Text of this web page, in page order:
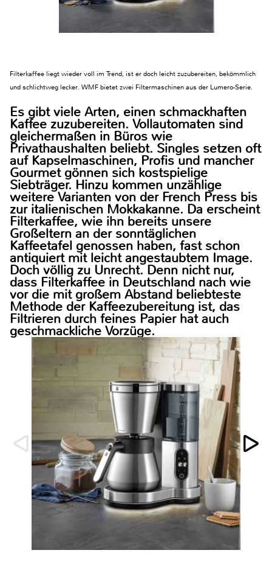
Filterkaffee liegt wieder voll im Trend, ist er doch leicht zuzubereiten, bekömmlich
und schlichtweg lecker. WMF bietet zwei Filtermaschinen aus der Lumero-Serie.
Es gibt viele Arten, einen schmackhaften
Kaffee zuzubereiten. Vollautomaten sind
gleichermaßen in Büros wie
Privathaushalten beliebt. Singles setzen oft
auf Kapselmaschinen, Profis und mancher
Gourmet gönnen sich kostspielige
Siebträger. Hinzu kommen unzählige
weitere Varianten von der French Press bis
zur italienischen Mokkakanne. Da erscheint
Filterkaffee, wie ihn bereits unsere
Großeltern an der sonntäglichen
Kaffeetafel genossen haben, fast schon
antiquiert mit leicht angestaubtem Image.
Doch völlig zu Unrecht. Denn nicht nur,
dass Filterkaffee in Deutschland nach wie
vor die mit großem Abstand beliebteste
Methode der Kaffeezubereitung ist, das
Filtrieren durch feines Papier hat auch
geschmackliche Vorzüge.